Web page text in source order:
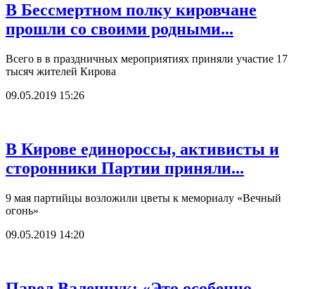
В Бессмертном полку кировчане
прошли со своими родными...
Всего в в праздничных мероприятиях приняли участие 17
тысяч жителей Кирова
09.05.2019 15:26
В Кирове единороссы, активисты и
сторонники Партии приняли...
9 мая партийцы возложили цветы к мемориалу «Вечный
огонь»
09.05.2019 14:20